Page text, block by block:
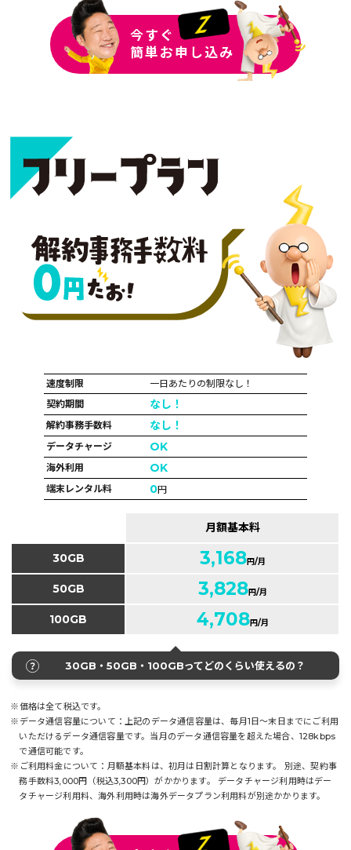
今すぐ
簡単お申し込み
速度制限
一日あたりの制限なし！
契約期間
なし！
解約事務手数料 なし！
データチャージ OK
海外利用 OK
端末レンタル料 0円
月額基本料
30GB 3,168円/月
50GB 3,828円/月
100GB 4,708円/月
30GB・50GB・100GBってどのくらい使えるの？
※価格は全て税込です。
※データ通信容量について：上記のデータ通信容量は、毎月1日～末日までにご利用
いただけるデータ通信容量です。 当月のデータ通信容量を超えた場合、128kbps
で通信可能です。
※ご利用料金について：月額基本料は、初月は日割計算となります。 別途、契約事
務手数料3,000円（税込3,300円）がかかります。 データチャージ利用時はデー
タチャージ利用料、海外利用時は海外データプラン利用料が別途かかります。